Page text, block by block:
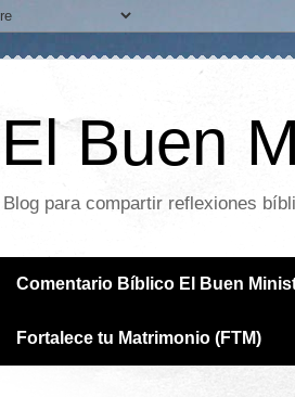
El Buen
Blog para compartir reflexiones
Comentario Bíblico El Buen
Fortalece tu Matrimonio (FTM)